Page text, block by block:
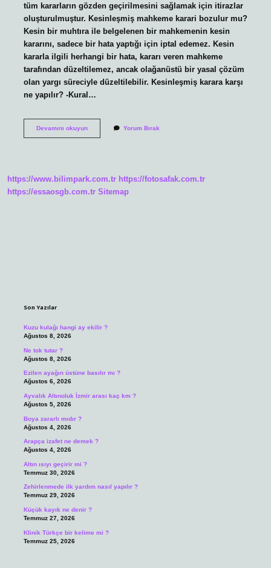
tüm kararların gözden geçirilmesini sağlamak için itirazlar
oluşturulmuştur. Kesinleşmiş mahkeme karari bozulur mu?
Kesin bir muhtıra ile belgelenen bir mahkemenin kesin
kararını, sadece bir hata yaptığı için iptal edemez. Kesin
kararla ilgili herhangi bir hata, kararı veren mahkeme
tarafından düzeltilemez, ancak olağanüstü bir yasal çözüm
olan yargı süreciyle düzeltilebilir. Kesinleşmiş karara karşı
ne yapılır? -Kural…
Devamını okuyunKesinleşmişYorum Bırak
https://www.bilimpark.com.tr https://fotosafak.com.tr
https://essaosgb.com.tr Sitemap
Son Yazılar
Kuzu kulağı hangi ay ekilir ?
Ağustos 8, 2026
Ne tok tutar ?
Ağustos 8, 2026
Ezilen ayağın üstüne basılır mı ?
Ağustos 6, 2026
Ayvalık Altınoluk İzmir arası kaç km ?
Ağustos 5, 2026
Boya zararlı mıdır ?
Ağustos 4, 2026
Arapça izafet ne demek ?
Ağustos 4, 2026
Altın ısıyı geçirir mi ?
Temmuz 30, 2026
Zehirlenmede ilk yardım nasıl yapılır ?
Temmuz 29, 2026
Küçük kayık ne denir ?
Temmuz 27, 2026
Klinik Türkçe bir kelime mi ?
Temmuz 25, 2026